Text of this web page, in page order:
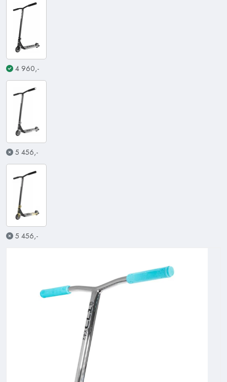
4 960,-
5 456,-
5 456,-